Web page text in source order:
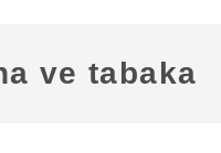
ve tabaka